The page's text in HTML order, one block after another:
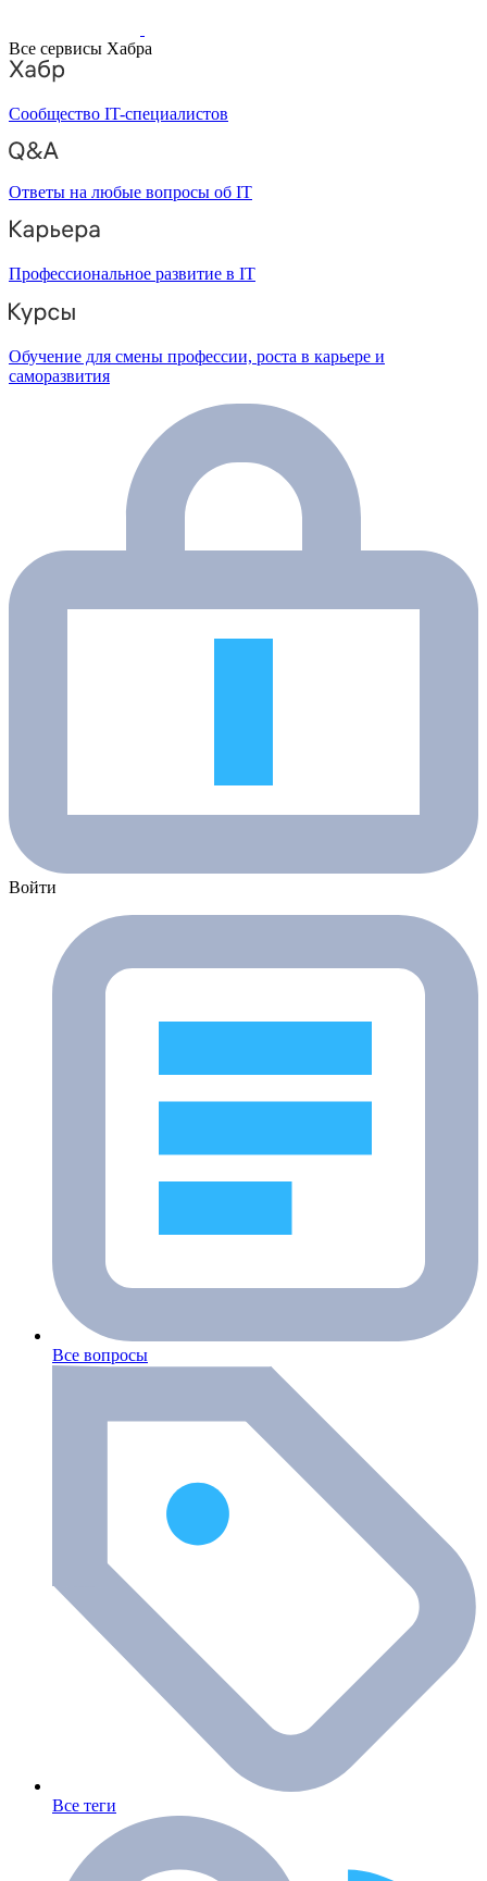
Все сервисы Хабра
Сообщество IT-специалистов
Ответы на любые вопросы об IT
Профессиональное развитие в IT
Обучение для смены профессии, роста в карьере и
саморазвития
Войти
Все вопросы
Все теги